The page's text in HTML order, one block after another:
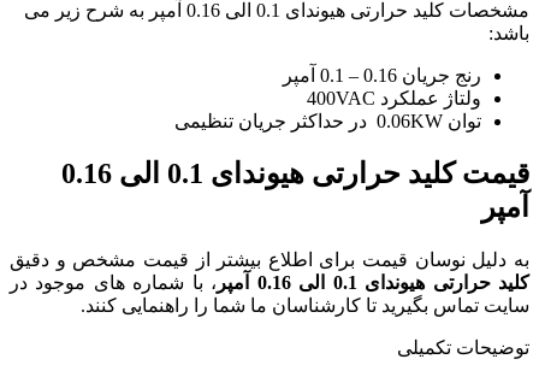
مشخصات کلید حرارتی هیوندای 0.1 الی 0.16 آمپر به شرح زیر می
باشد:
رنج جریان 0.16 – 0.1 آمپر
ولتاژ عملکرد 400VAC
توان 0.06KW در حداکثر جریان تنظیمی
قیمت کلید حرارتی هیوندای 0.1 الی 0.16
آمپر
به دلیل نوسان قیمت برای اطلاع بیشتر از قیمت مشخص و دقیق
کلید حرارتی هیوندای 0.1 الی 0.16 آمپر
، با شماره های موجود در
سایت تماس بگیرید تا کارشناسان ما شما را راهنمایی کنند.
توضیحات تکمیلی